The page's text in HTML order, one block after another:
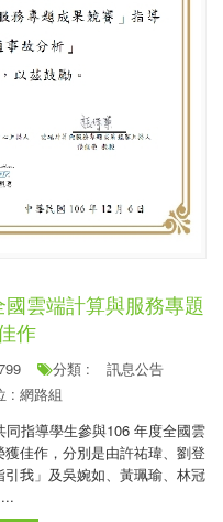
雲端計算與服務專題
作
分類 :
訊息公告
: 網路組
指導學生參與106 年度全國雲
佳作，分別是由許祐瑋、劉登
我」及吳婉如、黃珮瑜、林冠